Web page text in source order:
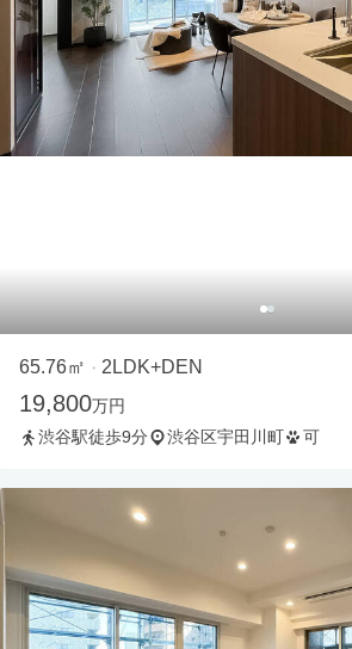
65.76㎡ ・ 2LDK+DEN
19,800万円
渋谷駅徒歩9分
渋谷区宇田川町 可